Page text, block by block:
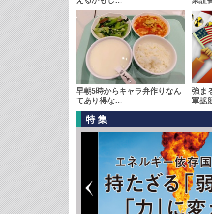
早朝5時からキャラ弁作りなん
てあり得な…
強ま
軍拡
特集